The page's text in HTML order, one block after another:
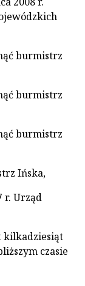
burmistrz
burmistrz
burmistrz
Ińska,
r. Urząd
kilkadziesiąt
czasie